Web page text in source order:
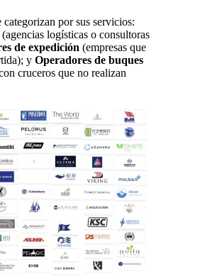
categorizan por sus servicios:
(agencias logísticas o consultoras
de expedición (empresas que
y Operadores de buques
cruceros que no realizan